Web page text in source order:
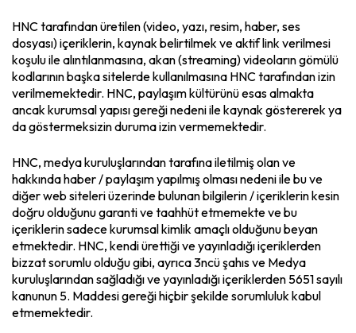
HNC tarafından üretilen (video, yazı, resim, haber, ses
dosyası) içeriklerin, kaynak belirtilmek ve aktif link verilmesi
koşulu ile alıntılanmasına, akan (streaming) videoların gömülü
kodlarının başka sitelerde kullanılmasına HNC tarafından izin
verilmemektedir. HNC, paylaşım kültürünü esas almakta
ancak kurumsal yapısı gereği nedeni ile kaynak göstererek ya
da göstermeksizin duruma izin vermemektedir.
HNC, medya kuruluşlarından tarafına iletilmiş olan ve
hakkında haber / paylaşım yapılmış olması nedeni ile bu ve
diğer web siteleri üzerinde bulunan bilgilerin / içeriklerin kesin
doğru olduğunu garanti ve taahhüt etmemekte ve bu
içeriklerin sadece kurumsal kimlik amaçlı olduğunu beyan
etmektedir. HNC, kendi ürettiği ve yayınladığı içeriklerden
bizzat sorumlu olduğu gibi, ayrıca 3ncü şahıs ve Medya
kuruluşlarından sağladığı ve yayınladığı içeriklerden 5651 sayılı
kanunun 5. Maddesi gereği hiçbir şekilde sorumluluk kabul
etmemektedir.